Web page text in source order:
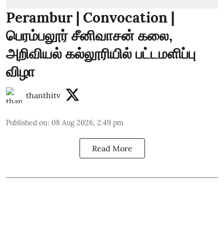
Perambur | Convocation |
பெரம்பலூர் சீனிவாசன் கலை,
அறிவியல் கல்லூரியில் பட்டமளிப்பு
விழா
thanthitv
Published on: 08 Aug 2026, 2:49 pm
Read More